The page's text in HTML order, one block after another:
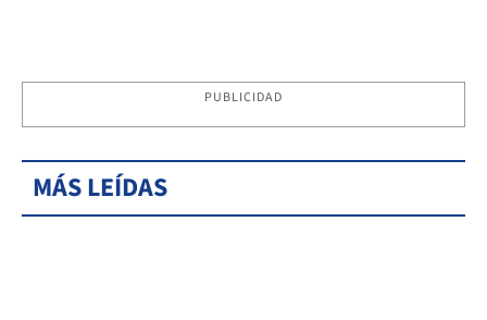
PUBLICIDAD
MÁS LEÍDAS